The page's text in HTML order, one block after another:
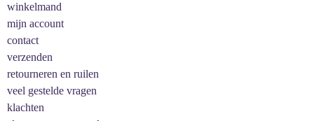
winkelmand
mijn account
contact
verzenden
retourneren en ruilen
veel gestelde vragen
klachten